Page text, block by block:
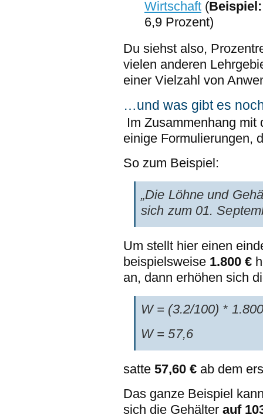
Wirtschaft (
6,9 Prozent)
Du siehst also,
vielen anderen
einer Vielzahl von
…und was gibt es
Im Zusammenhang mit
einige Formulierungen,
So zum Beispiel:
„Die Löhne und
sich zum 01.
Um stellt hier einen
beispielsweise 1.800 €
an, dann erhöhen sich
W = (3.2/100) *
W = 57,6
satte 57,60 € ab dem
Das ganze Beispiel
sich die Gehälter auf